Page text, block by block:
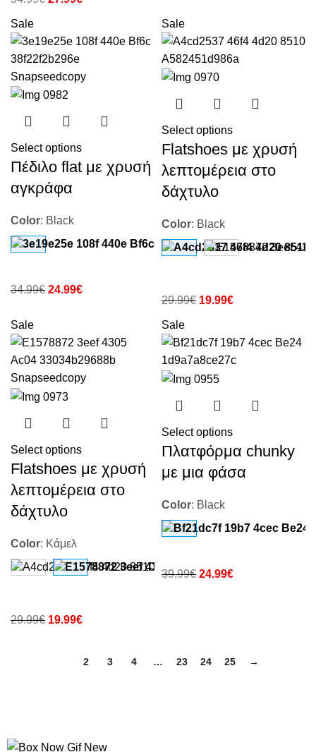
Sale
Select options
Πέδιλο flat με χρυσή
αγκράφα
Color: Black
34.99€ 24.99€
Sale
Select options
Flatshoes με χρυσή
λεπτομέρεια στο
δάχτυλο
Color: Black
29.99€ 19.99€
Sale
Select options
Flatshoes με χρυσή
λεπτομέρεια στο
δάχτυλο
Color: Κάμελ
29.99€ 19.99€
Sale
Select options
Πλατφόρμα chunky
με μια φάσα
Color: Black
39.99€ 24.99€
2 3 4 … 23 24 25 →